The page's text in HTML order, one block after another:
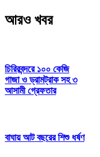
আরও খবর
চিরিরবন্দরে ১০০ কেজি
গাজা ও ড্রামট্রাক সহ ৩
আসামী গ্রেফতার
বাঘায় আট বছরের শিশু ধর্ষণ